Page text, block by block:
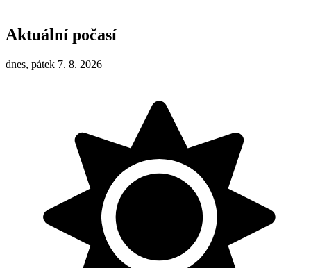
Aktuální počasí
dnes, pátek 7. 8. 2026